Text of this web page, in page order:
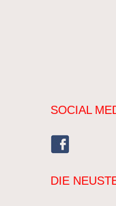
SOCIAL
DIE